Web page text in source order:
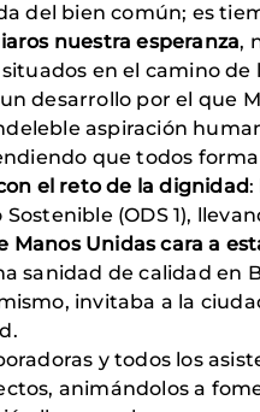
del bien común; es
nuestra esperanza,
en el camino
desarrollo por el que
aspiración
que todos
el reto de la dignidad:
(ODS 1),
Manos Unidas cara a
sanidad de calidad en
invitaba a la
y todos los
animándolos a